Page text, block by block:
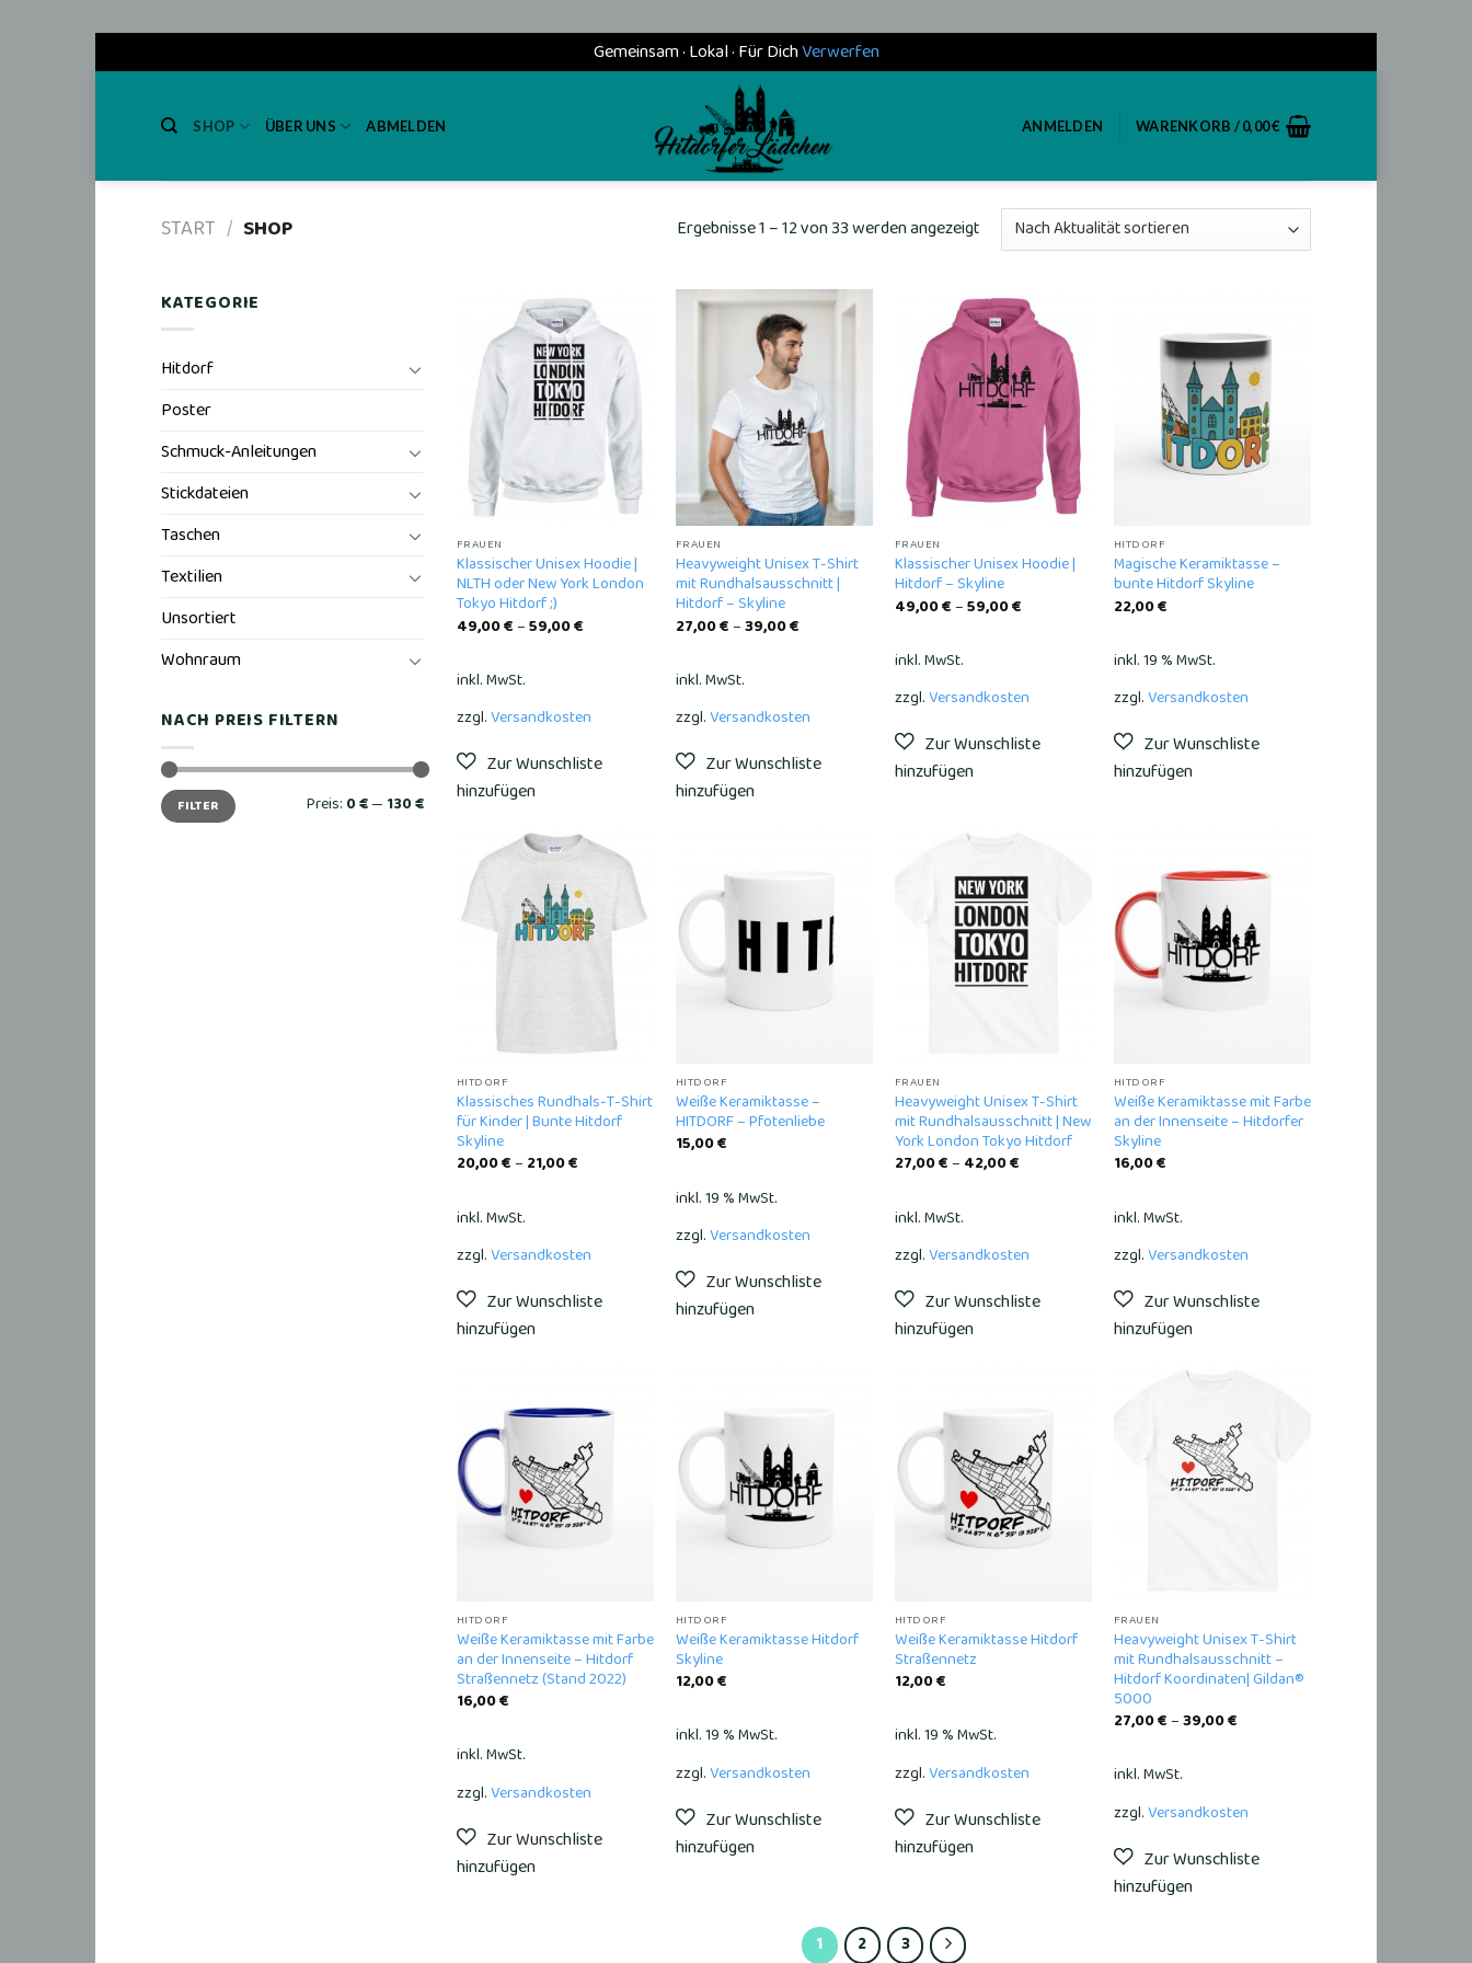
Gemeinsam · Lokal · Für DichVerwerfen
SHOP ÜBER UNS ABMELDEN ANMELDEN WARENKORB /0,00€
START / SHOP Ergebnisse 1 – 12 von 33 werden angezeigt
KATEGORIE
Hitdorf
Poster
Schmuck-Anleitungen
Stickdateien
Taschen
Textilien
Unsortiert
Wohnraum
NACH PREIS FILTERN
Min.
Preis
Max.
PreisFILTER Preis: 0 €— 130 €
Add to
wishlist
FRAUEN
Klassischer Unisex Hoodie |
NLTH oder New York London
Tokyo Hitdorf ;)
49,00€–59,00€
inkl. MwSt.
zzgl.Versandkosten
FRAUEN
Heavyweight Unisex T-Shirt
mit Rundhalsausschnitt |
Hitdorf – Skyline
27,00€–39,00€
inkl. MwSt.
zzgl.Versandkosten
Add to
wishlist
FRAUEN
Klassischer Unisex Hoodie |
Hitdorf – Skyline
49,00€–59,00€
inkl. MwSt.
zzgl.Versandkosten
Add to
wishlist
HITDORF
Magische Keramiktasse –
bunte Hitdorf Skyline
22,00€
inkl. 19 % MwSt.
zzgl.Versandkosten
Add to
HITDORF
Klassisches Rundhals-T-Shirt
für Kinder | Bunte Hitdorf
Skyline
20,00€– 21,00€
inkl. MwSt.
zzgl.Versandkosten
Add to
wishlist
HITDORF
Weiße Keramiktasse –
HITDORF – Pfotenliebe
15,00€
inkl. 19 % MwSt.
zzgl.Versandkosten
Add to
FRAUEN
Heavyweight Unisex T-Shirt
mit Rundhalsausschnitt | New
York London Tokyo Hitdorf
27,00€– 42,00€
inkl. MwSt.
zzgl.Versandkosten
Add to
wishlist
HITDORF
Weiße Keramiktasse mit Farbe
an der Innenseite – Hitdorfer
Skyline
16,00€
inkl. MwSt.
zzgl.Versandkosten
HITDORF
Weiße Keramiktasse mit Farbe
an der Innenseite – Hitdorf
Straßennetz (Stand 2022)
16,00€
inkl. MwSt.
zzgl.Versandkosten
Add to
wishlist
HITDORF
Weiße Keramiktasse Hitdorf
Skyline
12,00€
inkl. 19 % MwSt.
zzgl.Versandkosten
Add to
wishlist
HITDORF
Weiße Keramiktasse Hitdorf
Straßennetz
12,00€
inkl. 19 % MwSt.
zzgl.Versandkosten
Add to
FRAUEN
Heavyweight Unisex T-Shirt
mit Rundhalsausschnitt –
Hitdorf Koordinaten| Gildan®
5000
27,00€–39,00€
inkl. MwSt.
zzgl.Versandkosten
1 2 3